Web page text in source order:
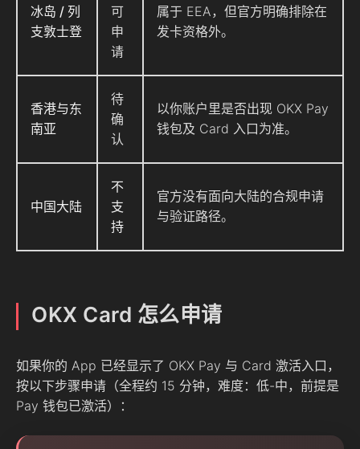
冰岛 / 列
支敦士登
可
申
请
属于 EEA，但官方明确排除在
发卡资格外。
香港与东
南亚
待
确
认
以你账户里是否出现 OKX Pay
钱包及 Card 入口为准。
中国大陆
不
支
持
官方没有面向大陆的合规申请
与验证路径。
OKX Card 怎么申请
如果你的 App 已经显示了 OKX Pay 与 Card 激活入口，
按以下步骤申请（全程约 15 分钟，难度：低-中，前提是
Pay 钱包已激活）：